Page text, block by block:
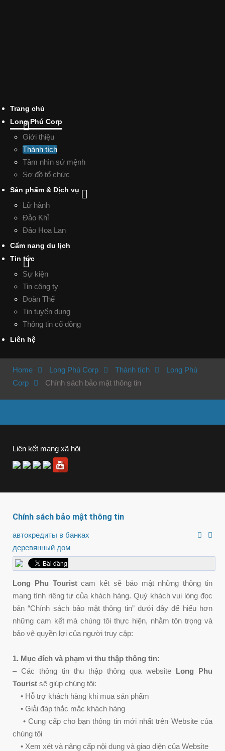
Trang chủ
Long Phú Corp
Giới thiệu
Thành tích
Tầm nhìn sứ mệnh
Sơ đồ tổ chức
Sản phẩm & Dịch vụ
Lữ hành
Đảo Khỉ
Đảo Hoa Lan
Cẩm nang du lịch
Tin tức
Sự kiện
Tin công ty
Đoàn Thể
Tin tuyển dụng
Thông tin cổ đông
Liên hệ
Home Long Phú Corp Thành tích
Long Phú
Corp
Chính sách bảo mật thông tin
Liên kết mạng xã hội
Chính sách bảo mật thông tin
автокредиты в банках
деревянный дом
Long Phu Touristcam kết sẽ bảo mật những thông tin
mang tính riêng tư của khách hàng. Quý khách vui lòng đọc
bản “Chính sách bảo mật thông tin” dưới đây để hiểu hơn
những cam kết mà chúng tôi thực hiện, nhằm tôn trọng và
bảo vệ quyền lợi của người truy cập:
1. Mục đích và phạm vi thu thập thông tin:
– Các thông tin thu thập thông qua website Long Phu
Tourist sẽ giúp chúng tôi:
• Hỗ trợ khách hàng khi mua sản phẩm
• Giải đáp thắc mắc khách hàng
• Cung cấp cho bạn thông tin mới nhất trên Website của
chúng tôi
• Xem xét và nâng cấp nội dung và giao diện của Website